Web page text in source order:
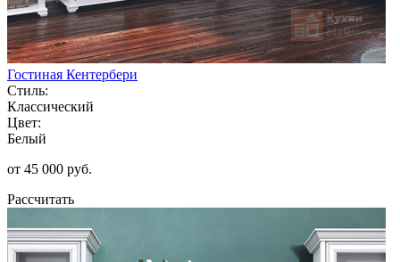
Гостиная Кентербери
Стиль:
Классический
Цвет:
Белый
от 45 000 руб.
Рассчитать